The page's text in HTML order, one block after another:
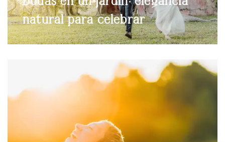
natural para celebrar